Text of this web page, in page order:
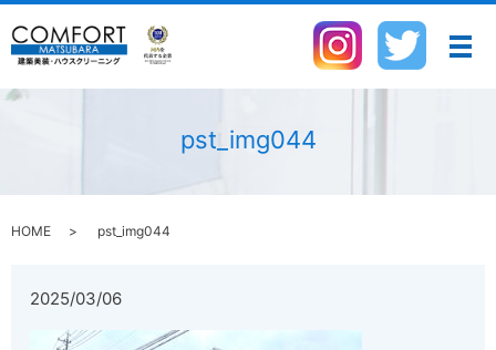
メ
pst_img044
HOME pst_img044
2025/03/06